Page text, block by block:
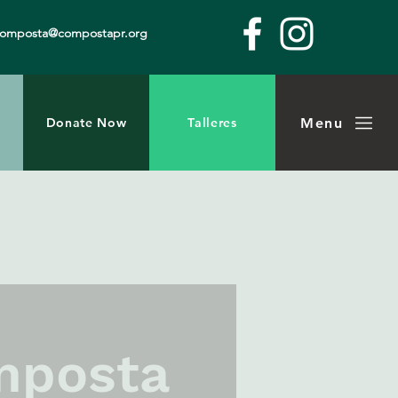
Donate Now Talleres Menu